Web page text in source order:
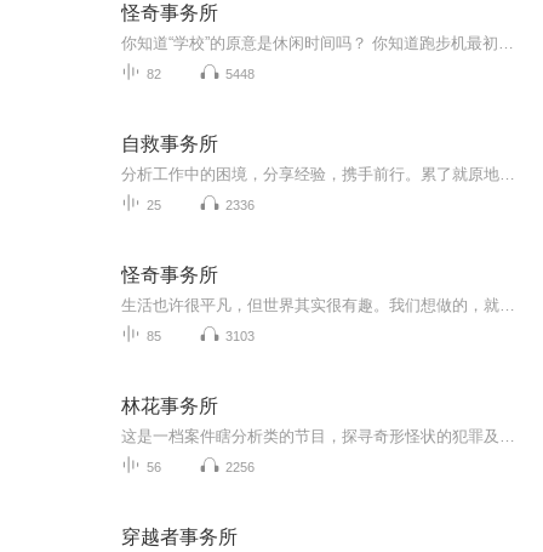
怪奇事务所
82 5448
自救事务所
25 2336
怪奇事务所
85 3103
林花事务所
56 2256
穿越者事务所